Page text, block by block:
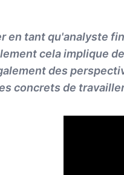
en tant qu'analyste
cela implique
des
concrets de